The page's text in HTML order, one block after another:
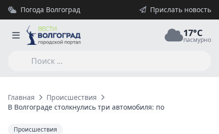
Погода Волгоград Прислать новость
17°C
пасмурно
Главная
Происшествия
В Волгограде столкнулись три автомобиля: пострадали
Происшествия